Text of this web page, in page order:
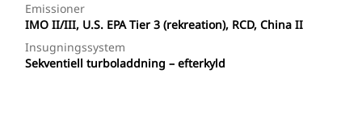
Emissioner
IMO II/III, U.S. EPA Tier 3 (rekreation), RCD, China II
Insugningssystem
Sekventiell turboladdning – efterkyld